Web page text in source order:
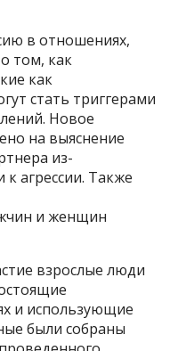
в отношениях,
том, как
как
стать триггерами
Новое
на выяснение
из-
агрессии. Также
и женщин
взрослые люди
и использующие
были собраны